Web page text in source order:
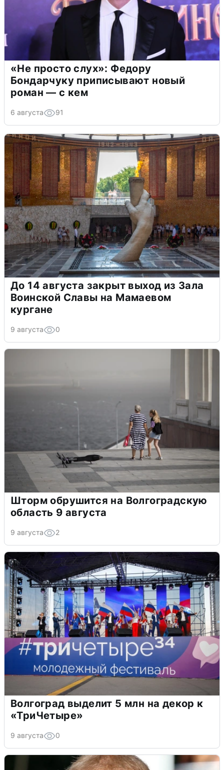
«Не просто слух»: Федору
Бондарчуку приписывают новый
роман — с кем
6 августа 91
До 14 августа закрыт выход из Зала
Воинской Славы на Мамаевом
кургане
9 августа 0
Шторм обрушится на Волгоградскую
область 9 августа
9 августа 2
Волгоград выделит 5 млн на декор к
«ТриЧетыре»
9 августа 0